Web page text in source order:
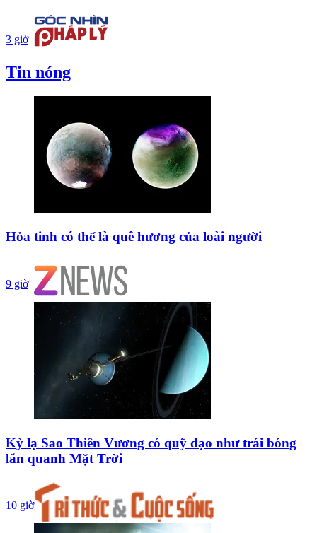
3 giờ
Tin nóng
Hỏa tinh có thể là quê hương của loài người
9 giờ
Kỳ lạ Sao Thiên Vương có quỹ đạo như trái bóng
lăn quanh Mặt Trời
10 giờ